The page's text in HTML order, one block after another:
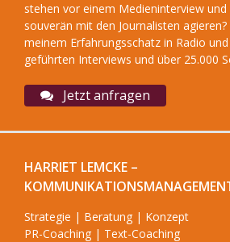
stehen vor einem Medieninterview
souverän mit den Journalisten
meinem Erfahrungsschatz in Radio
geführten Interviews und über 25.000
Jetzt anfragen
HARRIET LEMCKE –
Strategie | Beratung | Konzept
PR-Coaching | Text-Coaching